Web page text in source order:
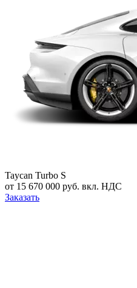
Taycan Turbo S
от 15 670 000 руб. вкл. НДС
Заказать